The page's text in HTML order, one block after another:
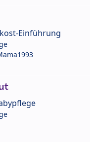
Einführung